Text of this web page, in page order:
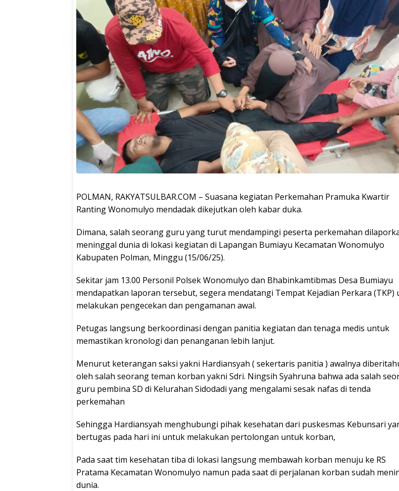
POLMAN, RAKYATSULBAR.COM – Suasana kegiatan Perkemahan Pramuka Kwartir
Ranting Wonomulyo mendadak dikejutkan oleh kabar duka.
Dimana, salah seorang guru yang turut mendampingi peserta perkemahan
meninggal dunia di lokasi kegiatan di Lapangan Bumiayu Kecamatan Wonomulyo
Kabupaten Polman, Minggu (15/06/25).
Sekitar jam 13.00 Personil Polsek Wonomulyo dan Bhabinkamtibmas Desa Bumiayu
mendapatkan laporan tersebut, segera mendatangi Tempat Kejadian Perkara (TKP)
melakukan pengecekan dan pengamanan awal.
Petugas langsung berkoordinasi dengan panitia kegiatan dan tenaga medis untuk
memastikan kronologi dan penanganan lebih lanjut.
Menurut keterangan saksi yakni Hardiansyah ( sekertaris panitia ) awalnya
oleh salah seorang teman korban yakni Sdri. Ningsih Syahruna bahwa ada salah
guru pembina SD di Kelurahan Sidodadi yang mengalami sesak nafas di tenda
perkemahan
Sehingga Hardiansyah menghubungi pihak kesehatan dari puskesmas Kebunsari
bertugas pada hari ini untuk melakukan pertolongan untuk korban,
Pada saat tim kesehatan tiba di lokasi langsung membawah korban menuju ke RS
Pratama Kecamatan Wonomulyo namun pada saat di perjalanan korban sudah
dunia.